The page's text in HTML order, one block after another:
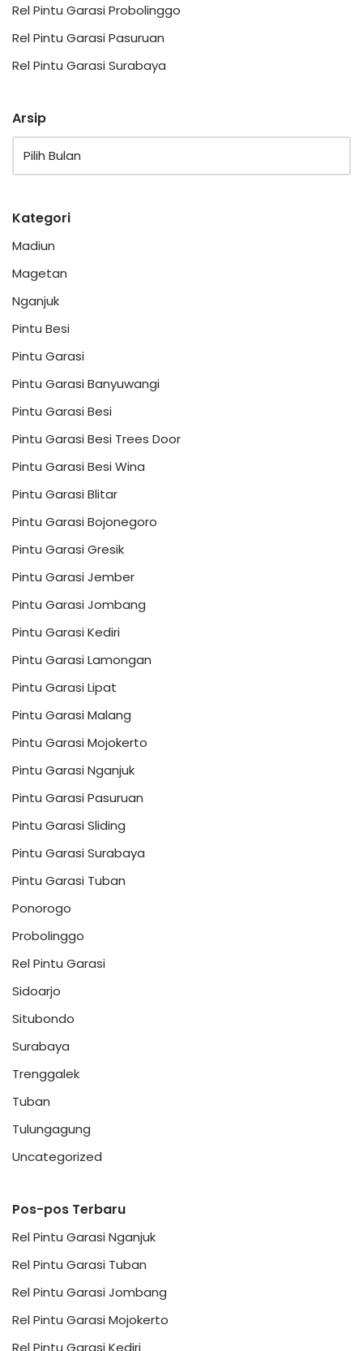
Rel Pintu Garasi Probolinggo
Rel Pintu Garasi Pasuruan
Rel Pintu Garasi Surabaya
Arsip
Kategori
Madiun
Magetan
Nganjuk
Pintu Besi
Pintu Garasi
Pintu Garasi Banyuwangi
Pintu Garasi Besi
Pintu Garasi Besi Trees Door
Pintu Garasi Besi Wina
Pintu Garasi Blitar
Pintu Garasi Bojonegoro
Pintu Garasi Gresik
Pintu Garasi Jember
Pintu Garasi Jombang
Pintu Garasi Kediri
Pintu Garasi Lamongan
Pintu Garasi Lipat
Pintu Garasi Malang
Pintu Garasi Mojokerto
Pintu Garasi Nganjuk
Pintu Garasi Pasuruan
Pintu Garasi Sliding
Pintu Garasi Surabaya
Pintu Garasi Tuban
Ponorogo
Probolinggo
Rel Pintu Garasi
Sidoarjo
Situbondo
Surabaya
Trenggalek
Tuban
Tulungagung
Uncategorized
Pos-pos Terbaru
Rel Pintu Garasi Nganjuk
Rel Pintu Garasi Tuban
Rel Pintu Garasi Jombang
Rel Pintu Garasi Mojokerto
Rel Pintu Garasi Kediri